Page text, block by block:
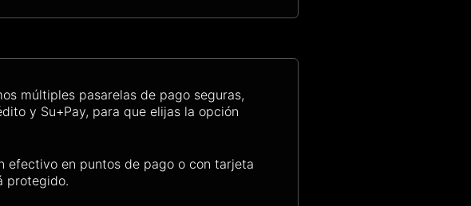
múltiples pasarelas de pago seguras,
y Su+Pay, para que elijas la opción
efectivo en puntos de pago o con tarjeta
protegido.